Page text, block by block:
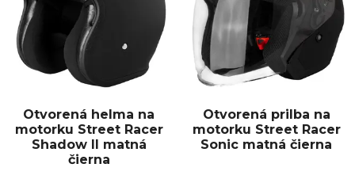
Otvorená helma na
motorku Street Racer
Shadow II matná
čierna
Otvorená prilba na
motorku Street Racer
Sonic matná čierna